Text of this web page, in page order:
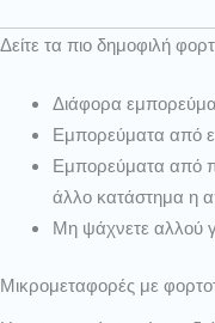
Δείτε τα πιο δημοφιλή
Διάφορα
Εμπορεύματα από
Εμπορεύματα από
άλλο κατάστημα η
Μη ψάχνετε αλλού
Μικρομεταφορές με